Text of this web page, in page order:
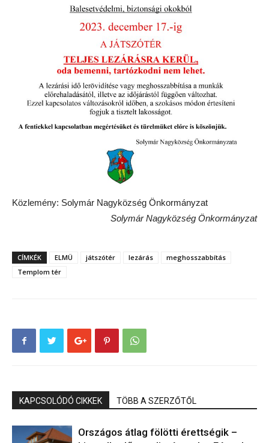
Közlemény: Solymár Nagyközség Önkormányzat
Solymár Nagyközség Önkormányzat
CÍMKÉK ELMÜ játszótér lezárás
meghosszabbítás
Templom tér
KAPCSOLÓDÓ CIKKEK TÖBB A SZERZŐTŐL
Országos átlag fölötti érettségik –